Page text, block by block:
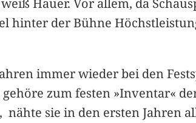
Hauer. Vor allem, da
hinter der Bühne
immer wieder bei den
zum festen »Inventar«
sie in den ersten Jahren